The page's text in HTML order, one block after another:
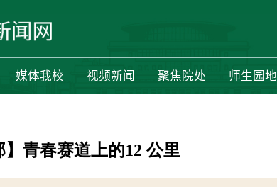
媒体我校 视频新闻 聚焦院处 师生园地
】青春赛道上的12 公里